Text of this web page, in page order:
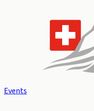
Events